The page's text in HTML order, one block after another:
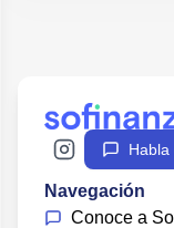
Habla
Navegación
Conoce a